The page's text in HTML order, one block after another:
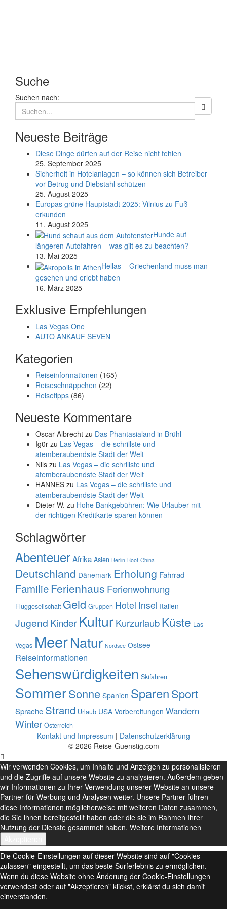
Suche
Suchen nach:
Neueste Beiträge
Diese Dinge dürfen auf der Reise nicht fehlen
25. September 2025
Sicherheit in Hotelanlagen – so können sich Betreiber
vor Betrug und Diebstahl schützen
25. August 2025
Europas grüne Hauptstadt 2025: Vilnius zu Fuß
erkunden
11. August 2025
Hunde auf
längeren Autofahren – was gilt es zu beachten?
13. Mai 2025
Hellas – Griechenland muss man
gesehen und erlebt haben
16. März 2025
Exklusive Empfehlungen
Las Vegas One
AUTO ANKAUF SEVEN
Kategorien
Reiseinformationen (165)
Reiseschnäppchen (22)
Reisetipps (86)
Neueste Kommentare
Oscar Albrecht zu Das Phantasialand in Brühl
Ig0r zu Las Vegas – die schrillste und
atemberaubendste Stadt der Welt
Nils zu Las Vegas – die schrillste und
atemberaubendste Stadt der Welt
HANNES zu Las Vegas – die schrillste und
atemberaubendste Stadt der Welt
Dieter W. zu Hohe Bankgebühren: Wie Urlauber mit
der richtigen Kreditkarte sparen können
Schlagwörter
AbenteuerAfrika Asien Berlin Boot China
Deutschland Dänemark Erholung Fahrrad
Familie Ferienhaus Ferienwohnung
Fluggesellschaft Geld Gruppen Hotel Insel Italien
Jugend Kinder KulturKurzurlaubKüste Las
Vegas MeerNatur Nordsee Ostsee
Reiseinformationen
Sehenswürdigkeiten Skifahren
SommerSonne Spanien SparenSport
Sprache Strand Urlaub USA Vorbereitungen Wandern
Winter Österreich
Kontakt und Impressum | Datenschutzerklärung
© 2026 Reise-Guenstig.com
Wir verwenden Cookies, um Inhalte und Anzeigen zu personalisieren
und die Zugriffe auf unsere Website zu analysieren. Außerdem geben
wir Informationen zu Ihrer Verwendung unserer Website an unsere
Partner für Werbung und Analysen weiter. Unsere Partner führen
diese Informationen möglicherweise mit weiteren Daten zusammen,
die Sie ihnen bereitgestellt haben oder die sie im Rahmen Ihrer
Nutzung der Dienste gesammelt haben. Weitere Informationen
Die Cookie-Einstellungen auf dieser Website sind auf "Cookies
zulassen" eingestellt, um das beste Surferlebnis zu ermöglichen.
Wenn du diese Website ohne Änderung der Cookie-Einstellungen
verwendest oder auf "Akzeptieren" klickst, erklärst du sich damit
einverstanden.